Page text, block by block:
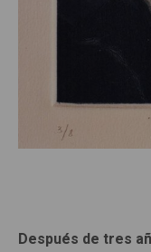
Después de tres